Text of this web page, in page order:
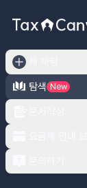
탐색
New